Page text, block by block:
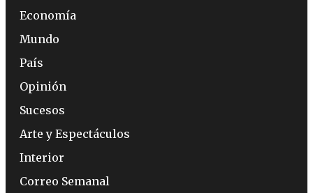
Economía
Mundo
País
Opinión
Sucesos
Arte y Espectáculos
Interior
Correo Semanal